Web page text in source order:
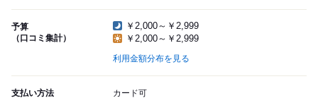
予算
（口コミ集計）
￥2,000～￥2,999
￥2,000～￥2,999
利用金額分布を見る
支払い方法 カード可